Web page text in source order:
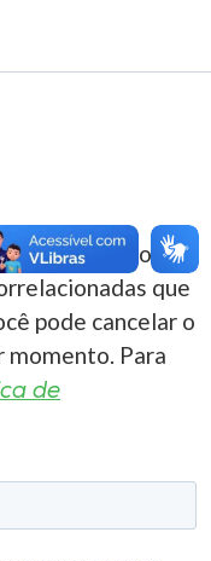
em contato
que
pode cancelar o
momento. Para
de